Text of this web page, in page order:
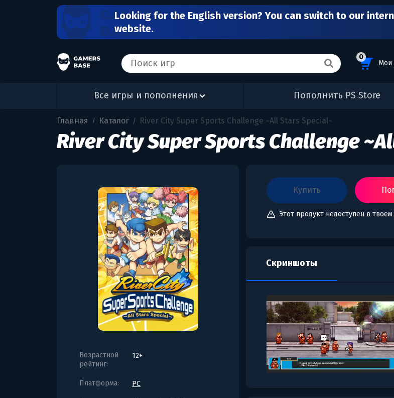
Looking for the English version? You can switch to our
website.
0
Мои
Все игры и пополнения Пополнить PS Store
Главная / Каталог / River City Super Sports Challenge ~All Stars Special~
River City Super Sports Challenge
Возрастной
рейтинг:
12+
Платформа: PC
купить
Этот продукт недоступен в
Скриншоты